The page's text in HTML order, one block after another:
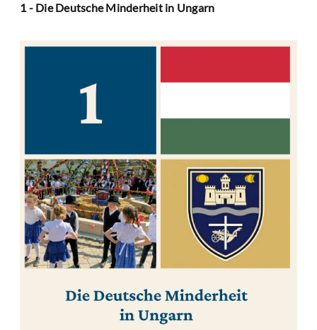
1 - Die Deutsche Minderheit in Ungarn